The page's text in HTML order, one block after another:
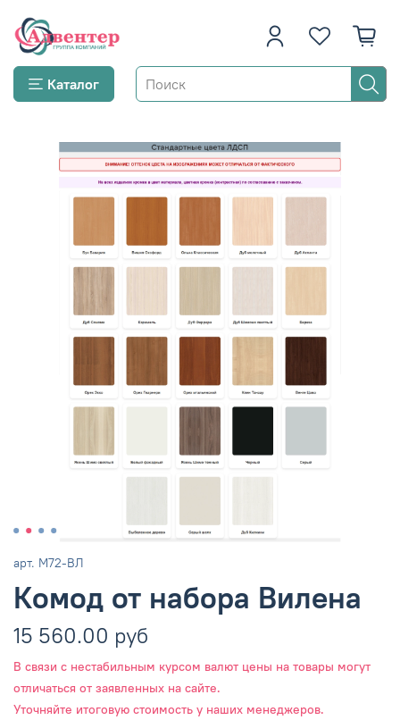
Каталог
арт. М72-ВЛ
Комод от набора Вилена
15 560.00 руб
В связи с нестабильным курсом валют цены на товары могут
отличаться от заявленных на сайте.
Уточняйте итоговую стоимость у наших менеджеров.